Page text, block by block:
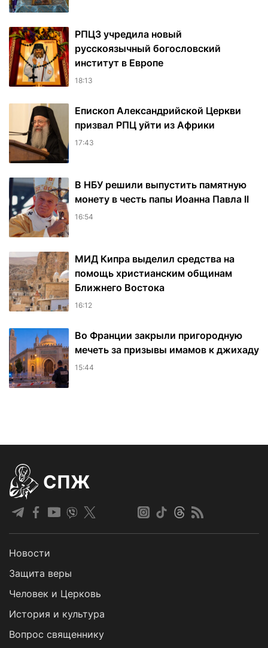
РПЦЗ учредила новый
русскоязычный богословский
институт в Европе
18:13
Епископ Александрийской Церкви
призвал РПЦ уйти из Африки
17:43
В НБУ решили выпустить памятную
монету в честь папы Иоанна Павла II
16:54
МИД Кипра выделил средства на
помощь христианским общинам
Ближнего Востока
16:12
Во Франции закрыли пригородную
мечеть за призывы имамов к джихаду
15:44
СПЖ
Новости
Защита веры
Человек и Церковь
История и культура
Вопрос священнику